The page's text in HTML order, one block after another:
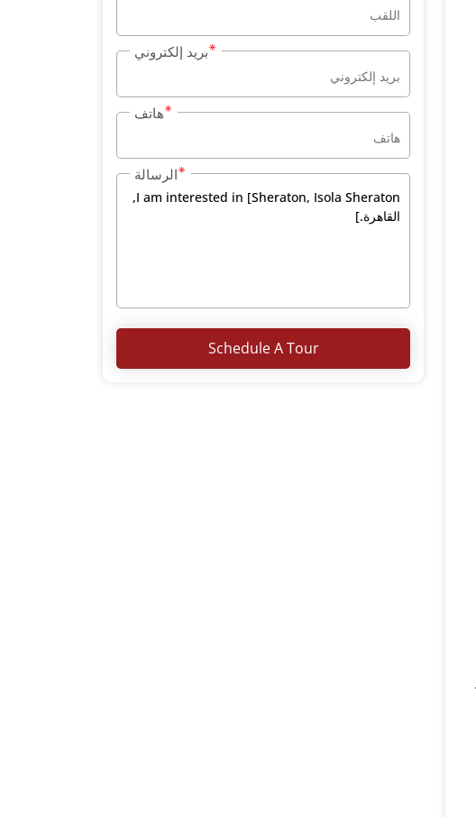
بريد إلكتروني
هاتف
الرسالة
Schedule A Tour